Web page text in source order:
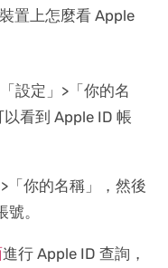
置上怎麼看 Apple
設定」>「你的名
看到 Apple ID 帳
「你的名稱」，然後
。
進行 Apple ID 查詢，